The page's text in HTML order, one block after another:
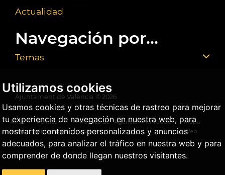
Utilizamos cookies
Usamos cookies y otras técnicas de rastreo para mejorar
tu experiencia de navegación en nuestra web, para
mostrarte contenidos personalizados y anuncios
adecuados, para analizar el tráfico en nuestra web y para
comprender de donde llegan nuestros visitantes.
Actualidad
Navegación por...
Temas
Ajuntament de València © 2026
Aviso
legal
Política
privacidad
Política de
cookies
Agencia Antifraude
Mapa
Web